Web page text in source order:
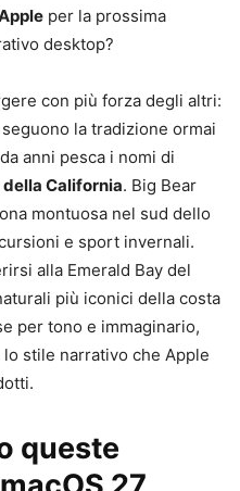
per la prossima
desktop?
con più forza degli altri:
la tradizione ormai
anni pesca i nomi di
California. Big Bear
montuosa nel sud dello
e sport invernali.
alla Emerald Bay del
più iconici della costa
per tono e immaginario,
stile narrativo che Apple
queste